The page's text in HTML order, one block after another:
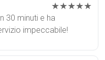
★★★★★
30 minuti e ha
impeccabile!